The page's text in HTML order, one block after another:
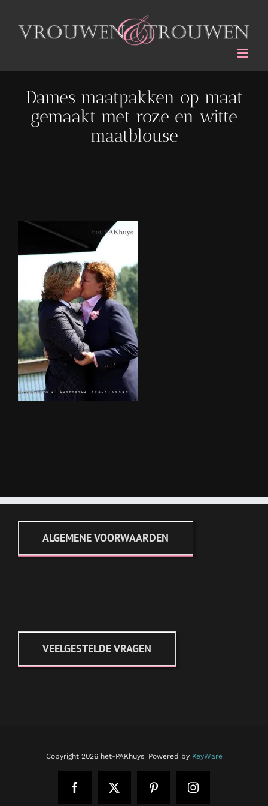
naar
inhoud
Dames maatpakken op maat
gemaakt met roze en witte
maatblouse
ALGEMENE VOORWAARDEN
VEELGESTELDE VRAGEN
Copyright 2026 het-PAKhuys| Powered by KeyWare
FacebookX PinterestInstagram